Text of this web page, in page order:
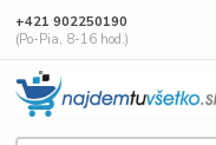
+421 902250190
(Po-Pia, 8-16 hod.)